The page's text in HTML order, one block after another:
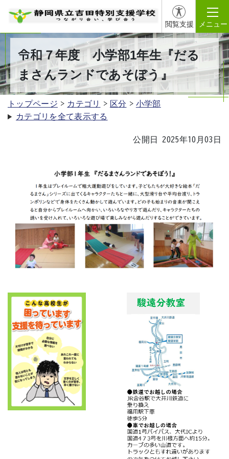
閲覧支援 メニュー
令和７年度 小学部1年生『だる
まさんランドであそぼう』
トップページ カテゴリ 区分
小学部
カテゴリを全て表示する
公開日 2025年10月03日